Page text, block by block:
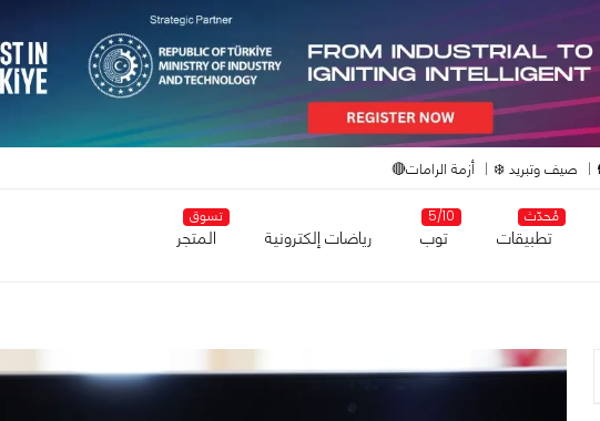
صيف وتبريد ❄️ أزمة الرامات🔴
مُحدّث
تطبيقات
5/10
توب رياضات إلكترونية
تسوق
المتجر